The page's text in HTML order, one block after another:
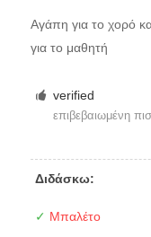
Αγάπη για το χορό
για το μαθητή
verified
επιβεβαιωμένη
Διδάσκω:
✓ Μπαλέτο